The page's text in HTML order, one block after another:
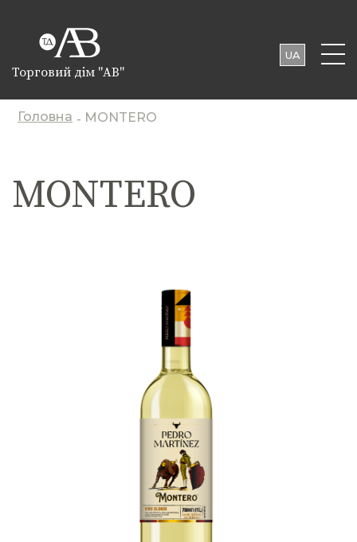
Торговий дім "АВ"
UA
PL
Головна - MONTERO
MONTERO